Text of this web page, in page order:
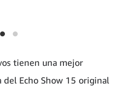
tienen una mejor
del Echo Show 15 original